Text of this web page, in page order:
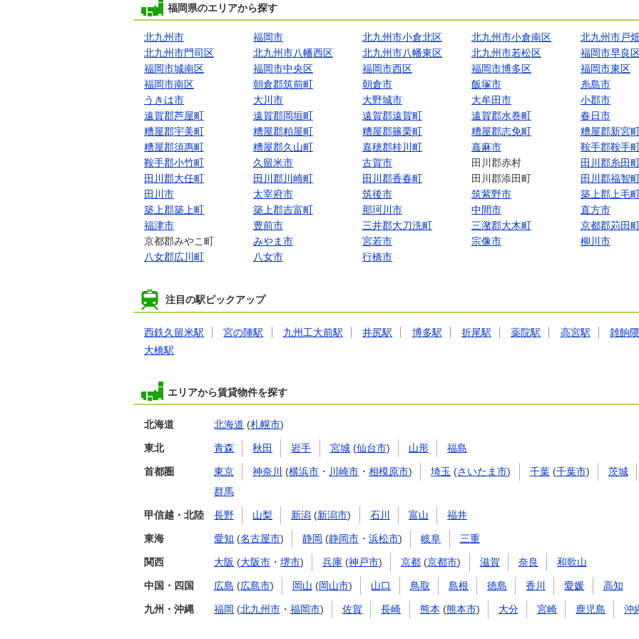
福岡県のエリアから探す
北九州市 福岡市 北九州市小倉北区 北九州市小倉南区
北九州市戸
北九州市門司区
北九州市八幡西区 北九州市八幡東区 北九州市若松区
福岡市早良
福岡市城南区
福岡市中央区 福岡市西区 福岡市博多区
福岡市東区
福岡市南区
朝倉郡筑前町 朝倉市 飯塚市
糸島市
うきは市
大川市 大野城市 大牟田市
小郡市
遠賀郡芦屋町
遠賀郡岡垣町 遠賀郡遠賀町 遠賀郡水巻町
春日市
糟屋郡宇美町
糟屋郡粕屋町 糟屋郡篠栗町 糟屋郡志免町
糟屋郡新宮
糟屋郡須惠町
糟屋郡久山町 嘉穂郡桂川町 嘉麻市
鞍手郡鞍手
鞍手郡小竹町
久留米市 古賀市 田川郡赤村
田川郡糸田
田川郡大任町
田川郡川崎町 田川郡香春町 田川郡添田町
田川郡福智
田川市
太宰府市 筑後市 筑紫野市
築上郡上毛
築上郡築上町
築上郡吉富町 那珂川市 中間市
直方市
福津市
豊前市 三井郡大刀洗町 三潴郡大木町
京都郡苅田
京都郡みやこ町
みやま市 宮若市 宗像市
柳川市
八女郡広川町
八女市 行橋市
注目の駅ピックアップ
西鉄久留米駅 宮の陣駅 九州工大前駅 井尻駅 博多駅 折尾駅 薬院駅 高宮駅
雑餉
大橋駅
エリアから賃貸物件を探す
北海道 北海道 (札幌市)
東北 青森 秋田 岩手 宮城(仙台市) 山形 福島
首都圏 東京 神奈川 (横浜市 ・ 川崎市 ・相模原市) 埼玉 (さいたま市) 千葉(千葉市) 茨城
群馬
甲信越・北陸 長野 山梨 新潟 (新潟市) 石川 富山 福井
東海 愛知 (名古屋市) 静岡 (静岡市 ・浜松市) 岐阜 三重
関西 大阪 (大阪市 ・ 堺市) 兵庫 (神戸市) 京都 (京都市) 滋賀 奈良 和歌山
中国・四国 広島 (広島市) 岡山 (岡山市) 山口 鳥取 島根 徳島 香川 愛媛 高知
九州・沖縄 福岡 (北九州市 ・ 福岡市) 佐賀 長崎 熊本 (熊本市) 大分 宮崎 鹿児島 沖